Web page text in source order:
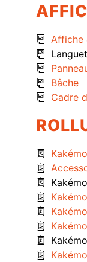
Affiche
Bâche
Cadre